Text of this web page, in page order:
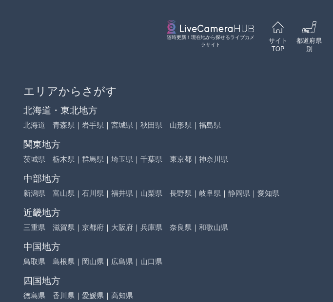
随時更新！現在地から探せるライブカメ
ラサイト
サイト
TOP
都道府県
別
エリアからさがす
北海道・東北地方
北海道 ｜ 青森県 ｜ 岩手県 ｜ 宮城県 ｜ 秋田県 ｜ 山形県 ｜ 福島県
関東地方
茨城県 ｜ 栃木県 ｜ 群馬県 ｜ 埼玉県 ｜ 千葉県 ｜ 東京都 ｜ 神奈川県
中部地方
新潟県 ｜ 富山県 ｜ 石川県 ｜ 福井県 ｜ 山梨県 ｜ 長野県 ｜ 岐阜県 ｜ 静岡県 ｜ 愛知県
近畿地方
三重県 ｜ 滋賀県 ｜ 京都府 ｜ 大阪府 ｜ 兵庫県 ｜ 奈良県 ｜ 和歌山県
中国地方
鳥取県 ｜ 島根県 ｜ 岡山県 ｜ 広島県 ｜ 山口県
四国地方
徳島県 ｜ 香川県 ｜ 愛媛県 ｜ 高知県